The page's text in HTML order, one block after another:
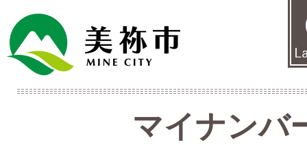
マイナンバ